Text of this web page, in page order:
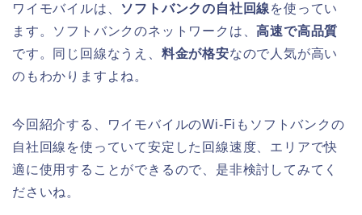
ワイモバイルは、 ソフトバンクの自社回線を使ってい
ます。ソフトバンクのネットワークは、高速で高品質
です。同じ回線なうえ、 料金が格安なので人気が高い
のもわかりますよね。
今回紹介する、ワイモバイルのWi-Fiもソフトバンクの
自社回線を使っていて安定した回線速度、エリアで快
適に使用することができるので、是非検討してみてく
ださいね。